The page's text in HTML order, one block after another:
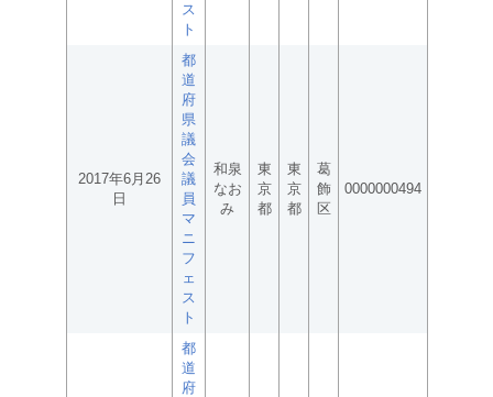
ス
ト
2017年6月26
日
都
道
府
県
議
会
議
員
マ
ニ
フ
ェ
ス
ト
和泉
なお
み
東
京
都
東
京
都
葛
飾
区
0000000494
都
道
府